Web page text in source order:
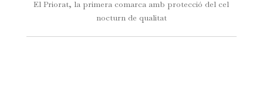
El Priorat, la primera comarca amb protecció del cel
nocturn de qualitat